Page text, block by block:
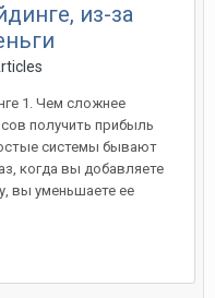
из-за
1. Чем сложнее
получить прибыль
системы бывают
когда вы добавляете
вы уменьшаете ее